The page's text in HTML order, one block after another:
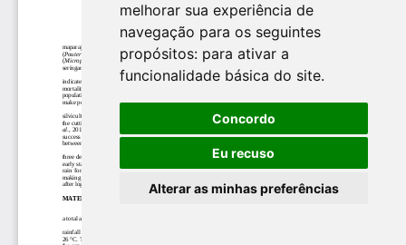
melhorar sua experiência de
navegação para os seguintes
propósitos: para ativar a
funcionalidade básica do site.
Concordo
Eu recuso
Alterar as minhas preferências